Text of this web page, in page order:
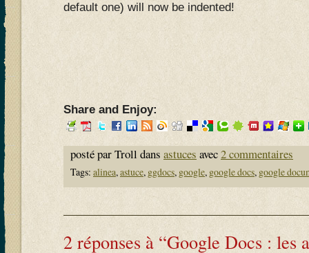
default one) will now be indented!
Share and Enjoy:
posté par Troll dans astuces avec2 commentaires
Tags: alinea,astuce, ggdocs, google, google docs, google
2 réponses à “Google Docs : les